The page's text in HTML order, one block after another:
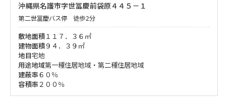
沖縄県名護市字世冨慶前袋原４４５－１
第二世冨慶バス停 徒歩2分
敷地面積１１７．３６㎡
建物面積９４．３９㎡
地目宅地
用途地域第一種住居地域・第二種住居地域
建蔽率６０％
容積率２００％